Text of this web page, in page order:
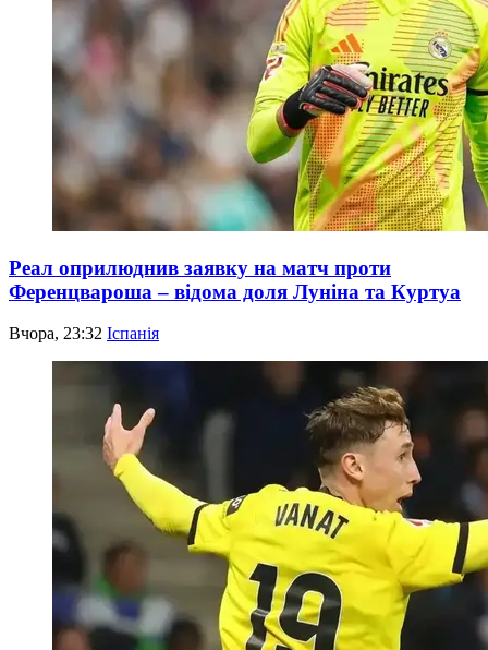
Реал оприлюднив заявку на матч проти
Ференцвароша – відома доля Луніна та Куртуа
Вчора, 23:32 Іспанія